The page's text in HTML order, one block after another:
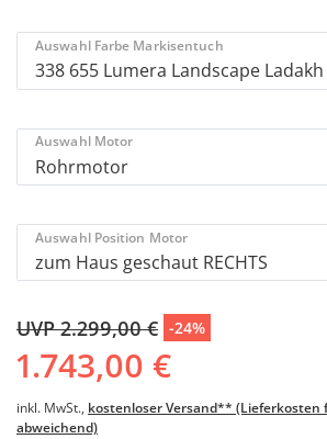
Auswahl Farbe Markisentuch
Auswahl Motor
Auswahl Position Motor
UVP 2.299,00 € -24%
1.743,00 €
inkl. MwSt., kostenloser Versand** (Lieferkosten
abweichend)